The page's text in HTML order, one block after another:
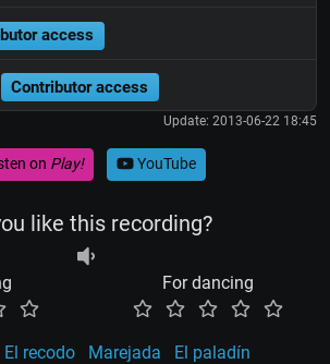
access
Contributor access
Update: 2013-06-22 18:45
on Play! YouTube
like this recording?
For dancing
El recodo Marejada El paladín